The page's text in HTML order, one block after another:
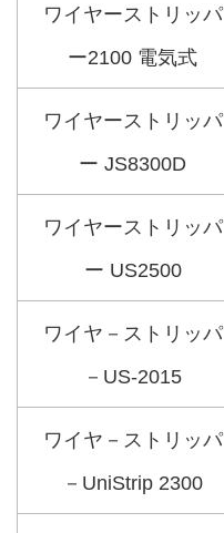
ワイヤーストリッパ
ー2100 電気式
ワイヤーストリッパ
ー JS8300D
ワイヤーストリッパ
ー US2500
ワイヤ－ストリッパ
－US-2015
ワイヤ－ストリッパ
－UniStrip 2300